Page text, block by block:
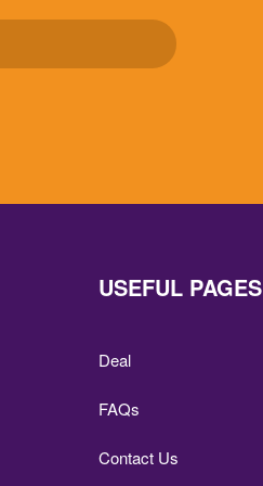
USEFUL PAGES
Deal
FAQs
Contact Us